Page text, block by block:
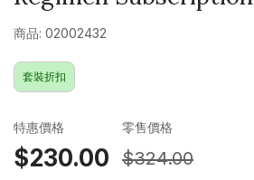
商品: 02002432
套裝折扣
特惠價格
$230.00
零售價格
$324.00